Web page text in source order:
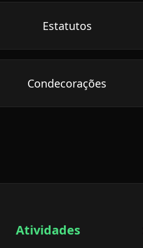
Estatutos
Condecorações
Atividades